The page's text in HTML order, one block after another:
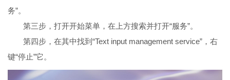
务”。
第三步，打开开始菜单，在上方搜索并打开“服务”。
第四步，在其中找到“Text input management service”，右
键“停止”它。